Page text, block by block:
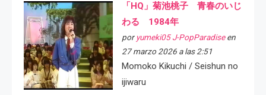
「HQ」菊池桃子 青春のいじ
わる 1984年
por yumeki05 J-PopParadiseen
27 marzo 2026 a las 2:51
Momoko Kikuchi / Seishun no
ijiwaru